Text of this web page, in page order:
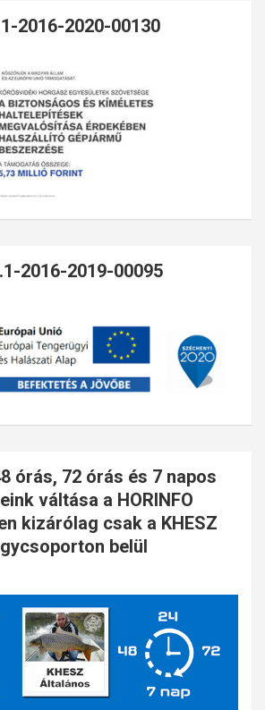
2016-2020-00130
2016-2019-00095
órás, 72 órás és 7 napos
váltása a HORINFO
kizárólag csak a KHESZ
belül